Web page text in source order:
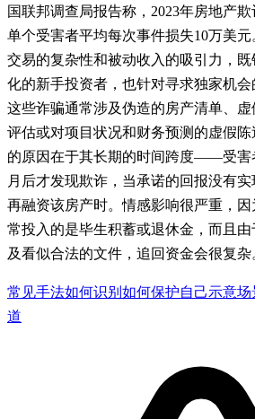
国联邦调查局报告称，2023年房地产欺
单个受害者平均每次事件损失10万美
交易的复杂性和被动收入的吸引力，
化的新手投资者，也针对寻求独家机会
这些诈骗通常涉及伪造的房产清单、
评估或对项目状况和财务预测的虚假
的原因在于其长期的时间跨度——受害
月后才发现欺诈，当承诺的回报没有
再融资该房产时。情感影响很严重，
常投入的是毕生积蓄或退休金，而且
及看似合法的文件，追回资金会很复杂
常见手法如何识别 如何保护自己示意场
道